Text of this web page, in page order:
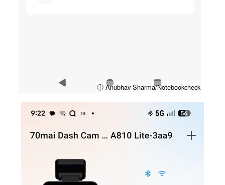
ⓘ Anubhav Sharma/Notebookcheck